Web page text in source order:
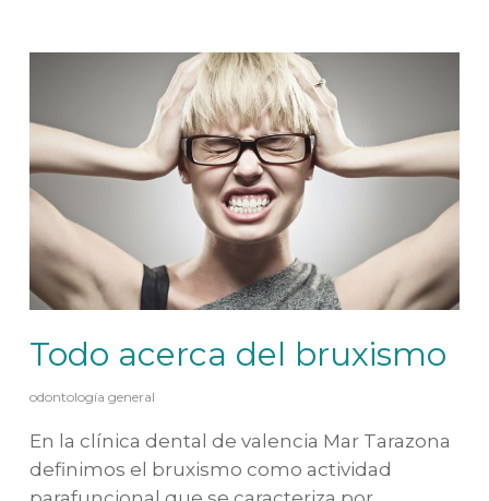
Todo acerca del bruxismo
odontología general
En la clínica dental de valencia Mar Tarazona
definimos el bruxismo como actividad